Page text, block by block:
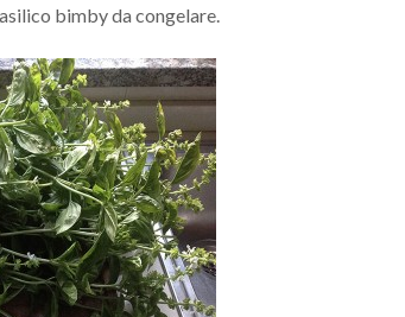
bimby da congelare.